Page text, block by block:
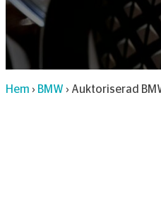
Hem › BMW › Auktoriserad